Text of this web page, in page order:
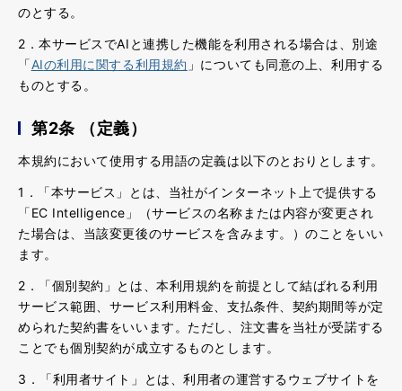
のとする。
2．本サービスでAI と連携した機能を利用される場合は、別途
「AIの利用に関する利用規約 」についても同意の上、利用する
ものとする。
第2条 （定義）
本規約において使用する用語の定義は以下のとおりとします。
1．「本サービス」とは、当社がインターネット上で提供する
「EC Intelligence」（サービスの名称または内容が変更され
た場合は、当該変更後のサービスを含みます。）のことをいい
ます。
2．「個別契約」とは、本利用規約を前提として結ばれる利用
サービス範囲、サービス利用料金、支払条件、契約期間等が定
められた契約書をいいます。ただし、注文書を当社が受諾する
ことでも個別契約が成立するものとします。
3．「利用者サイト」とは、利用者の運営するウェブサイトを